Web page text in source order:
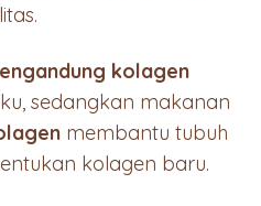
kolagen
sedangkan makanan
membantu tubuh
kolagen baru.